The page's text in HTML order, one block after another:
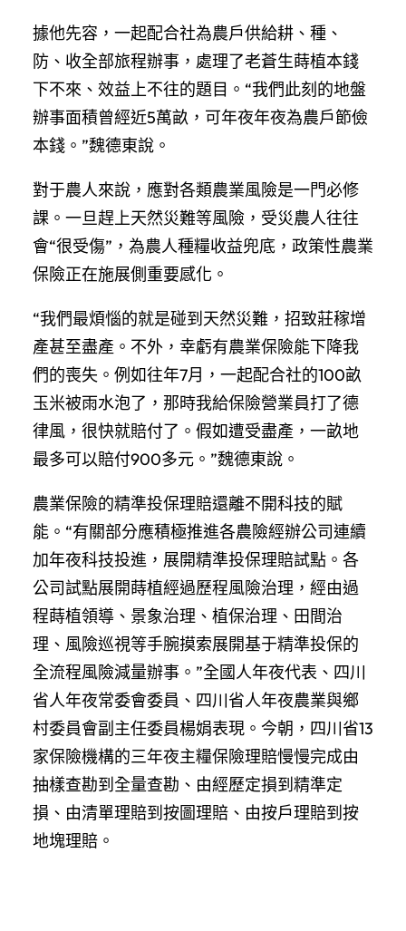
據他先容，一起配合社為農戶供給耕、種、
防、收全部旅程辦事，處理了老蒼生蒔植本錢
下不來、效益上不往的題目。“我們此刻的地盤
辦事面積曾經近5萬畝，可年夜年夜為農戶節儉
本錢。”魏德東說。
對于農人來說，應對各類農業風險是一門必修
課。一旦趕上天然災難等風險，受災農人往往
會“很受傷”，為農人種糧收益兜底，政策性農業
保險正在施展側重要感化。
“我們最煩惱的就是碰到天然災難，招致莊稼增
產甚至盡產。不外，幸虧有農業保險能下降我
們的喪失。例如往年7月，一起配合社的100畝
玉米被雨水泡了，那時我給保險營業員打了德
律風，很快就賠付了。假如遭受盡產，一畝地
最多可以賠付900多元。”魏德東說。
農業保險的精準投保理賠還離不開科技的賦
能。“有關部分應積極推進各農險經辦公司連續
加年夜科技投進，展開精準投保理賠試點。各
公司試點展開蒔植經過歷程風險治理，經由過
程蒔植領導、景象治理、植保治理、田間治
理、風險巡視等手腕摸索展開基于精準投保的
全流程風險減量辦事。”全國人年夜代表、四川
省人年夜常委會委員、四川省人年夜農業與鄉
村委員會副主任委員楊娟表現。今朝，四川省13
家保險機構的三年夜主糧保險理賠慢慢完成由
抽樣查勘到全量查勘、由經歷定損到精準定
損、由清單理賠到按圖理賠、由按戶理賠到按
地塊理賠。